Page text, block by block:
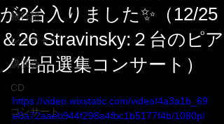
旅行記
レクチャー
講演会
CD
コンサート
が2台入りました✨（12/25
＆26 Stravinsky:２台のピア
ノ作品選集コンサート）
https://video.wixstatic.com/video/4a3a1b_69
e8a72aaeb944f298a4fbc1b5177f4b/1080p/